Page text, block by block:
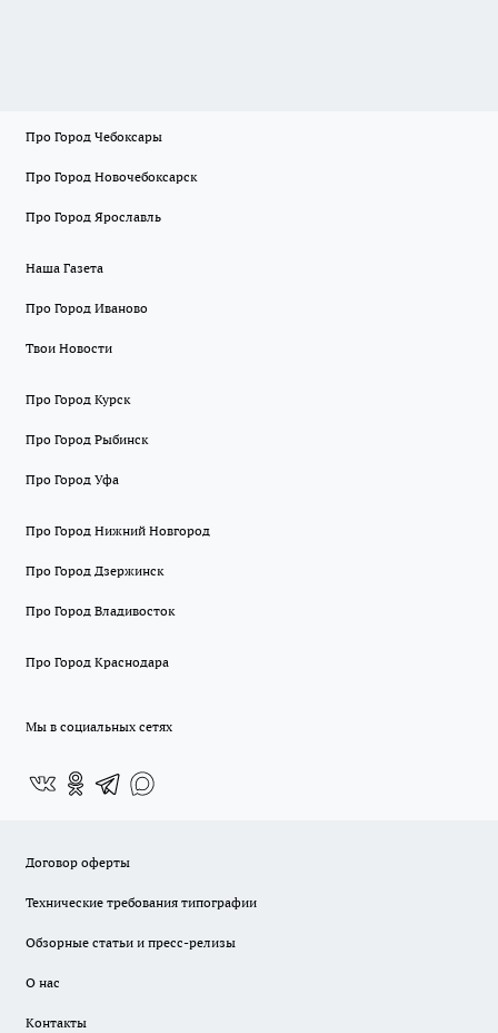
Про Город Чебоксары
Про Город Новочебоксарск
Про Город Ярославль
Наша Газета
Про Город Иваново
Твои Новости
Про Город Курск
Про Город Рыбинск
Про Город Уфа
Про Город Нижний Новгород
Про Город Дзержинск
Про Город Владивосток
Про Город Краснодара
Мы в социальных сетях
Договор оферты
Технические требования типографии
Обзорные статьи и пресс-релизы
О нас
Контакты